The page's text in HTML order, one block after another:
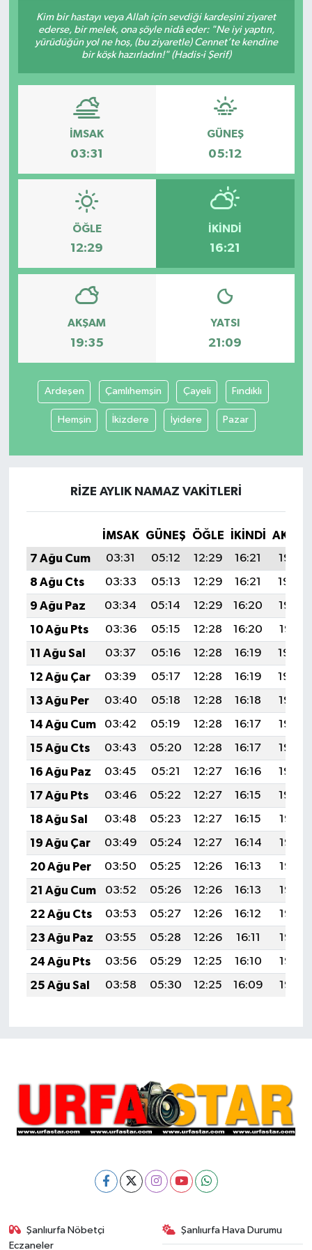
Kim bir hastayı veya Allah için sevdiği kardeşini ziyaret
ederse, bir melek, ona şöyle nidâ eder: "Ne iyi yaptın,
yürüdüğün yol ne hoş, (bu ziyaretle) Cennet’te kendine
bir köşk hazırladın!" (Hadis-i Şerif)
İMSAK
03:31
GÜNEŞ
05:12
ÖĞLE
12:29
İKINDI
16:21
AKŞAM
19:35
YATSI
21:09
Ardeşen Çamlıhemşin Çayeli Fındıklı
Hemşin İkizdere İyidere Pazar
RIZE AYLIK NAMAZ VAKITLERI
İMSAK GÜNEŞ ÖĞLE İKINDI
7 Ağu Cum
03:31 05:12 12:29 16:21
19:35
8 Ağu Cts
03:33 05:13 12:29 16:21
19:34
9 Ağu Paz
03:34 05:14 12:29 16:20
19:33
10 Ağu Pts
03:36 05:15 12:28 16:20
19:31
11 Ağu Sal
03:37 05:16 12:28 16:19
19:30
12 Ağu Çar
03:39 05:17 12:28 16:19
19:29
13 Ağu Per
03:40 05:18 12:28 16:18
19:28
14 Ağu Cum
03:42 05:19 12:28 16:17
19:26
15 Ağu Cts
03:43 05:20 12:28 16:17
19:25
16 Ağu Paz
03:45 05:21 12:27 16:16
19:23
17 Ağu Pts
03:46 05:22 12:27 16:15
19:22
18 Ağu Sal
03:48 05:23 12:27 16:15
19:21
19 Ağu Çar
03:49 05:24 12:27 16:14
19:19
20 Ağu Per
03:50 05:25 12:26 16:13
19:18
21 Ağu Cum
03:52 05:26 12:26 16:13
19:16
22 Ağu Cts
03:53 05:27 12:26 16:12
19:15
23 Ağu Paz
03:55 05:28 12:26 16:11
19:13
24 Ağu Pts
03:56 05:29 12:25 16:10
19:12
25 Ağu Sal
03:58 05:30 12:25 16:09 19:10
Şanlıurfa Nöbetçi
Eczaneler
Şanlıurfa Hava Durumu